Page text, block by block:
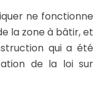
ne fonctionne
la zone à bâtir, et
qui a été
de la loi sur